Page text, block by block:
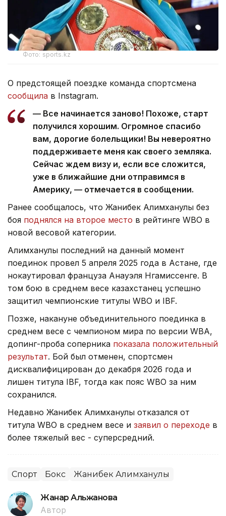
Фото: sports.kz
О предстоящей поездке команда спортсмена
сообщила в Instagram.
— Все начинается заново! Похоже, старт
получился хорошим. Огромное спасибо
вам, дорогие болельщики! Вы невероятно
поддерживаете меня как своего земляка.
Сейчас ждем визу и, если все сложится,
уже в ближайшие дни отправимся в
Америку, — отмечается в сообщении.
Ранее сообщалось, что Жанибек Алимханулы без
боя поднялся на второе место в рейтинге WBO в
новой весовой категории.
Алимханулы последний на данный момент
поединок провел 5 апреля 2025 года в Астане, где
нокаутировал француза Анауэля Нгамиссенге. В
том бою в среднем весе казахстанец успешно
защитил чемпионские титулы WBO и IBF.
Позже, накануне объединительного поединка в
среднем весе с чемпионом мира по версии WBA,
допинг-проба соперника показала положительный
результат. Бой был отменен, спортсмен
дисквалифицирован до декабря 2026 года и
лишен титула IBF, тогда как пояс WBO за ним
сохранился.
Недавно Жанибек Алимханулы отказался от
титула WBO в среднем весе и заявил о переходе в
более тяжелый вес - суперсредний.
Спорт Бокс Жанибек Алимханулы
Жанар Альжанова
Автор